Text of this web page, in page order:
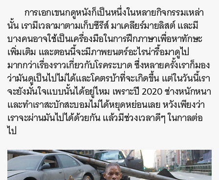
การเอกเขนกดูหนังก็เป็นหนึ่งในหลายกิจกรรมเหล่า
นั้น เรามีเวลามาตามเก็บซีรีส์ มาเคลียร์มายลิสต์ และมี
บางคนอาจใช้เป็นเครื่องมือในการฝึกภาษาเพื่อหาทักษะ
เพิ่มเติม และตอนนี้จะมีภาพยนตร์อะไรน่ารื้อมาดูไป
มากกว่าเรื่องราวเกี่ยวกับโรคระบาด ซึ่งหลายครั้งเราก็มอง
ว่ามันดูเป็นไปไม่ได้และโคตรบ้าที่จะเกิดขึ้น แต่ในวันนี้เรา
จะยังมั่นใจแบบนั้นได้อยู่ไหม เพราะปี 2020 ช่างหนักหนา
และทำเราสะบักสะบอมไม่ได้หยุดหย่อนเลย หวังเพียงว่า
เราจะผ่านมันไปได้ด้วยกัน แล้วมีช่วงเวลาดีๆ ในกาลต่อ
ไป